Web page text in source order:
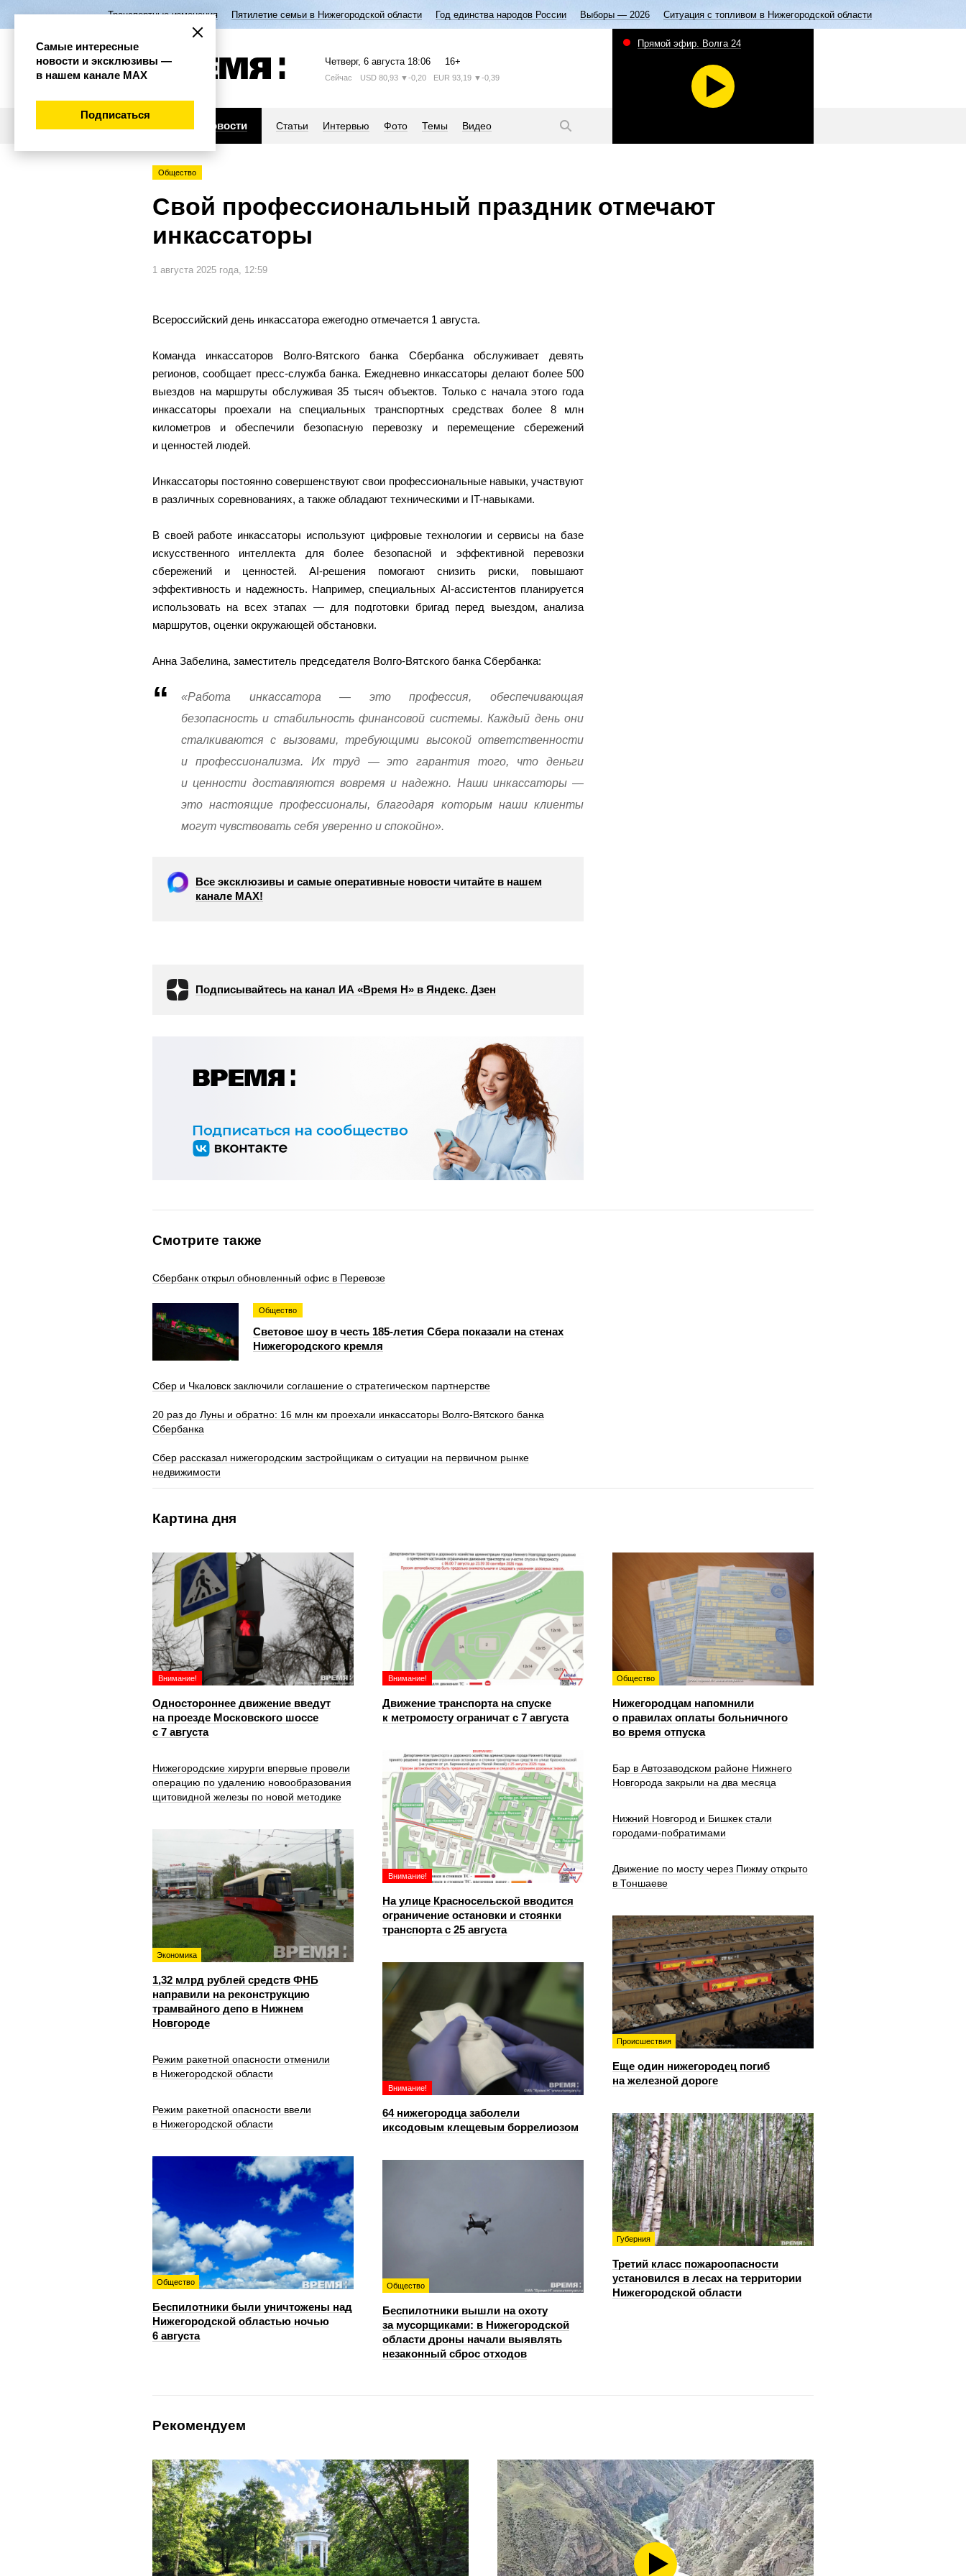
Транспортные изменения Пятилетие семьи в Нижегородской области Год единства народов России Выборы — 2026 Ситуация с топливом в Нижегородской области
Четверг, 6 августа 18:06 16+
Сейчас USD 80,93 ▼-0,20 EUR 93,19 ▼-0,39
Новости Статьи Интервью Фото Темы Видео
Прямой эфир. Волга 24
Общество
Свой профессиональный праздник отмечают
инкассаторы
1 августа 2025 года, 12:59
Всероссийский день инкассатора ежегодно отмечается 1 августа.
Команда инкассаторов Волго-Вятского банка Сбербанка обслуживает девять
регионов, сообщает пресс-служба банка. Ежедневно инкассаторы делают более 500
выездов на маршруты обслуживая 35 тысяч объектов. Только с начала этого года
инкассаторы проехали на специальных транспортных средствах более 8 млн
километров и обеспечили безопасную перевозку и перемещение сбережений
и ценностей людей.
Инкассаторы постоянно совершенствуют свои профессиональные навыки, участвуют
в различных соревнованиях, а также обладают техническими и IT-навыками.
В своей работе инкассаторы используют цифровые технологии и сервисы на базе
искусственного интеллекта для более безопасной и эффективной перевозки
сбережений и ценностей. AI-решения помогают снизить риски, повышают
эффективность и надежность. Например, специальных AI-ассистентов планируется
использовать на всех этапах — для подготовки бригад перед выездом, анализа
маршрутов, оценки окружающей обстановки.
Анна Забелина, заместитель председателя Волго-Вятского банка Сбербанка:
«Работа инкассатора — это профессия, обеспечивающая
безопасность и стабильность финансовой системы. Каждый день они
сталкиваются с вызовами, требующими высокой ответственности
и профессионализма. Их труд — это гарантия того, что деньги
и ценности доставляются вовремя и надежно. Наши инкассаторы —
это настоящие профессионалы, благодаря которым наши клиенты
могут чувствовать себя уверенно и спокойно».
Все эксклюзивы и самые оперативные новости читайте в нашем
канале МАХ!
Подписывайтесь на канал ИА «Время Н» в Яндекс. Дзен
Смотрите также
Сбербанк открыл обновленный офис в Перевозе
Общество
Световое шоу в честь 185-летия Сбера показали на стенах
Нижегородского кремля
Сбер и Чкаловск заключили соглашение о стратегическом партнерстве
20 раз до Луны и обратно: 16 млн км проехали инкассаторы Волго-Вятского банка
Сбербанка
Сбер рассказал нижегородским застройщикам о ситуации на первичном рынке
недвижимости
Картина дня
Внимание!
Одностороннее движение введут
на проезде Московского шоссе
с 7 августа
Внимание!
Движение транспорта на спуске
к метромосту ограничат с 7 августа
Общество
Нижегородцам напомнили
о правилах оплаты больничного
во время отпуска
Внимание!
На улице Красносельской вводится
ограничение остановки и стоянки
транспорта с 25 августа
Нижегородские хирурги впервые провели
операцию по удалению новообразования
щитовидной железы по новой методике
Бар в Автозаводском районе Нижнего
Новгорода закрыли на два месяца
Нижний Новгород и Бишкек стали
городами-побратимами
Экономика
1,32 млрд рублей средств ФНБ
направили на реконструкцию
трамвайного депо в Нижнем
Новгороде
Движение по мосту через Пижму открыто
в Тоншаеве
Происшествия
Еще один нижегородец погиб
на железной дороге
Внимание!
64 нижегородца заболели
иксодовым клещевым боррелиозом
Режим ракетной опасности отменили
в Нижегородской области
Режим ракетной опасности ввели
в Нижегородской области
Губерния
Третий класс пожароопасности
установился в лесах на территории
Нижегородской области
Общество
Беспилотники были уничтожены над
Нижегородской областью ночью
6 августа
Общество
Беспилотники вышли на охоту
за мусорщиками: в Нижегородской
области дроны начали выявлять
незаконный сброс отходов
Рекомендуем
Самые интересные
новости и эксклюзивы —
в нашем канале МАХ
Подписаться